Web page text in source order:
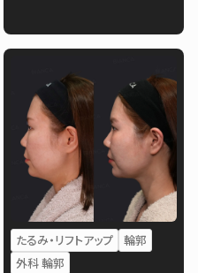
たるみ・リフトアップ
輪郭
外科 輪郭